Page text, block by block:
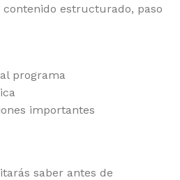
contenido estructurado, paso
programa
importantes
saber antes de